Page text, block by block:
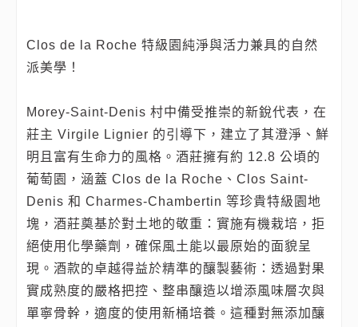
Clos de la Roche 特級園純淨與活力兼具的自然
派美學！
Morey-Saint-Denis 村中備受推崇的新銳代表，在
莊主 Virgile Lignier 的引導下，建立了其澄淨、鮮
明且富有生命力的風格。酒莊擁有約 12.8 公頃的
葡萄園，涵蓋 Clos de la Roche、Clos Saint-
Denis 和 Charmes-Chambertin 等珍貴特級園地
塊，酒莊奠基於對土地的敬重：實施有機栽培，拒
絕使用化學藥劑，確保風土能以最原始的面貌呈
現。酒款的卓越得益於精準的釀製藝術：透過對果
實成熟度的嚴格把控、整串釀造以增添風味層次與
單寧骨幹，適度的使用新桶培養。這種對無添加釀